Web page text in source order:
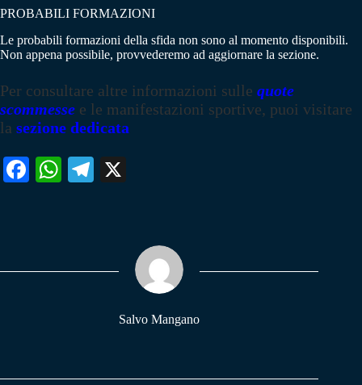
PROBABILI FORMAZIONI
Le probabili formazioni della sfida non sono al momento disponibili.
Non appena possibile, provvederemo ad aggiornare la sezione.
Per consultare altre informazioni sulle quote
scommesse e le manifestazioni sportive, puoi visitare
la sezione dedicata
Fa W
pp
Te
m
Salvo Mangano